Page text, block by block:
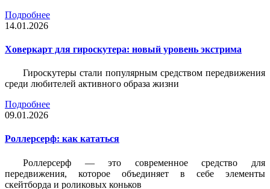
Подробнее
14.01.2026
Ховеркарт для гироскутера: новый уровень экстрима
Гироскутеры стали популярным средством передвижения
среди любителей активного образа жизни
Подробнее
09.01.2026
Роллерсерф: как кататься
Роллерсерф — это современное средство для
передвижения, которое объединяет в себе элементы
скейтборда и роликовых коньков